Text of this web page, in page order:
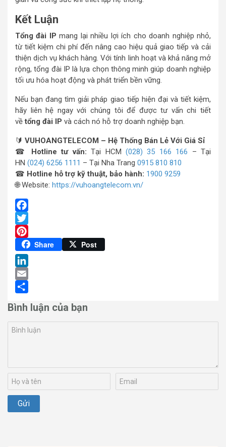
Kết Luận
Tổng đài IP mang lại nhiều lợi ích cho doanh nghiệp nhỏ,
từ tiết kiệm chi phí đến nâng cao hiệu quả giao tiếp và cải
thiện dịch vụ khách hàng. Với tính linh hoạt và khả năng mở
rộng, tổng đài IP là lựa chọn thông minh giúp doanh nghiệp
tối ưu hóa hoạt động và phát triển bền vững.
Nếu bạn đang tìm giải pháp giao tiếp hiện đại và tiết kiệm,
hãy liên hệ ngay với chúng tôi để được tư vấn chi tiết
vềtổng đài IP và cách nó hỗ trợ doanh nghiệp bạn.
🔰 VUHOANGTELECOM – Hệ Thống Bán Lẻ Với Giá Sỉ
☎ Hotline tư vấn: Tại HCM (028) 35 166 166 – Tại
HN (024) 6256 1111 – Tại Nha Trang 0915 810 810
☎ Hotline hỗ trợ kỹ thuật, bảo hành: 1900 9259
🌐 Website: https://vuhoangtelecom.vn/
Facebook
Twitter
Pinterest
Share Post
LinkedIn
Email
Bình luận của bạn